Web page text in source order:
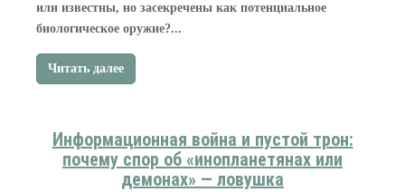
или известны, но засекречены как потенциальное
биологическое оружие?...
Читать далее
Информационная война и пустой трон:
почему спор об «инопланетянах или
демонах» — ловушка